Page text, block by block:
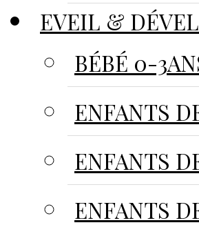
EVEIL &
BÉBÉ 0-
ENFANTS
ENFANTS
ENFANTS